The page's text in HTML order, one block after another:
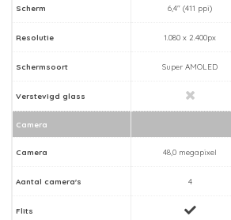
Scherm 6,4" (411 ppi)
Resolutie 1.080 x 2.400px
Schermsoort Super AMOLED
Verstevigd glass
Camera
Camera 48,0 megapixel
Aantal camera's 4
Flits